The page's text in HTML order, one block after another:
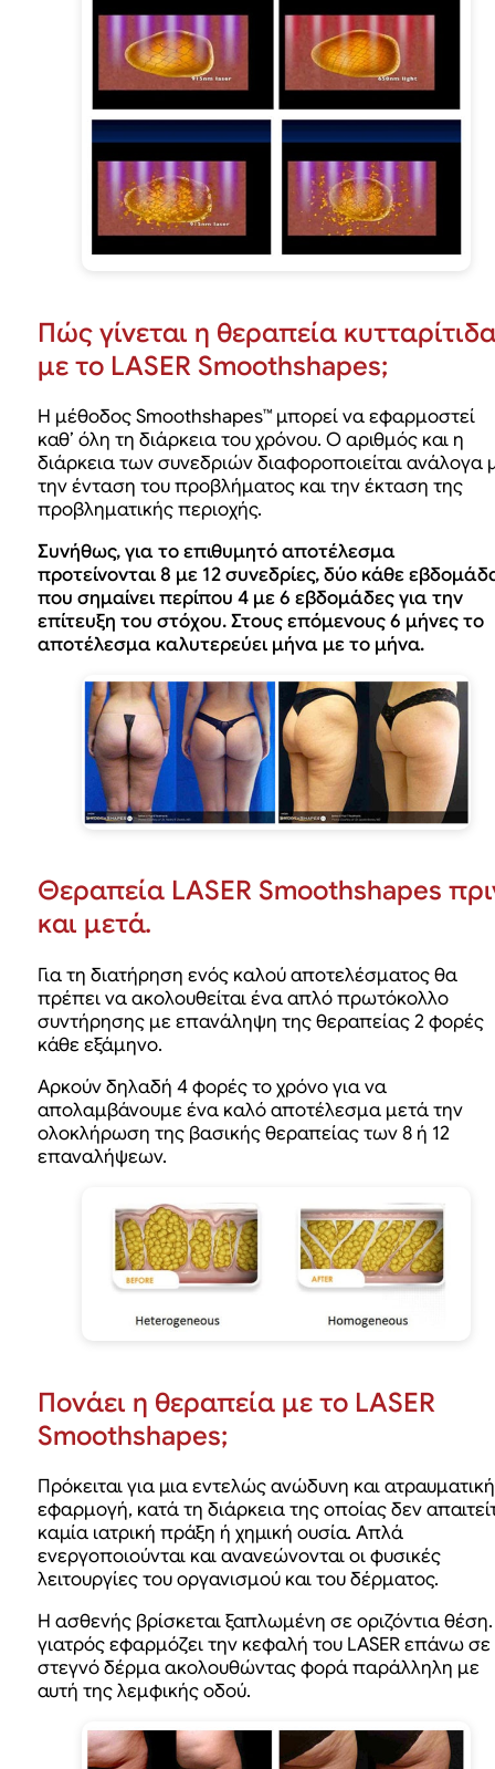
Πώς γίνεται η θεραπεία
με το LASER Smoothshapes;
Η μέθοδος Smoothshapes™ μπορεί να εφαρμοστεί
καθ’ όλη τη διάρκεια του χρόνου. Ο αριθμός και η
διάρκεια των συνεδριών διαφοροποιείται ανάλογα
την ένταση του προβλήματος και την έκταση της
προβληματικής περιοχής.
Συνήθως, για το επιθυμητό αποτέλεσμα
προτείνονται 8 με 12 συνεδρίες, δύο κάθε
που σημαίνει περίπου 4 με 6 εβδομάδες για την
επίτευξη του στόχου. Στους επόμενους 6 μήνες το
αποτέλεσμα καλυτερεύει μήνα με το μήνα.
Θεραπεία LASER Smoothshapes
και μετά.
Για τη διατήρηση ενός καλού αποτελέσματος θα
πρέπει να ακολουθείται ένα απλό πρωτόκολλο
συντήρησης με επανάληψη της θεραπείας 2 φορές
κάθε εξάμηνο.
Αρκούν δηλαδή 4 φορές το χρόνο για να
απολαμβάνουμε ένα καλό αποτέλεσμα μετά την
ολοκλήρωση της βασικής θεραπείας των 8 ή 12
επαναλήψεων.
Πονάει η θεραπεία με το LASER
Smoothshapes;
Πρόκειται για μια εντελώς ανώδυνη και ατραυματική
εφαρμογή, κατά τη διάρκεια της οποίας δεν
καμία ιατρική πράξη ή χημική ουσία. Απλά
ενεργοποιούνται και ανανεώνονται οι φυσικές
λειτουργίες του οργανισμού και του δέρματος.
H ασθενής βρίσκεται ξαπλωμένη σε οριζόντια
γιατρός εφαρμόζει την κεφαλή του LASER επάνω σε
στεγνό δέρμα ακολουθώντας φορά παράλληλη με
αυτή της λεμφικής οδού.